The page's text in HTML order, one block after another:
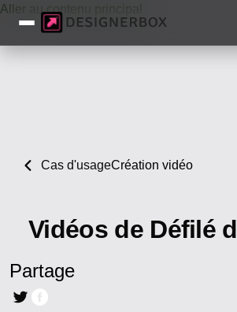
Aller au contenu principal
Cas d'usageCréation vidéo
Vidéos de Défilé
Partage